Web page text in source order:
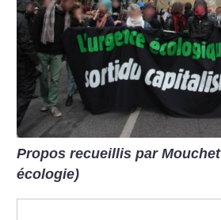
Propos recueillis par
écologie)